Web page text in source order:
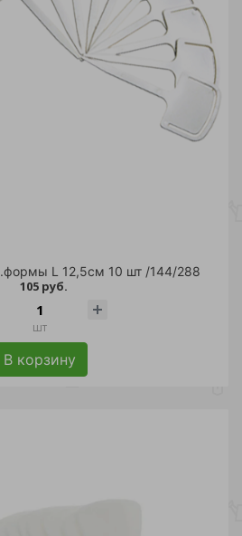
L 12,5см 10 шт /144/288
105 руб.
шт
В корзину